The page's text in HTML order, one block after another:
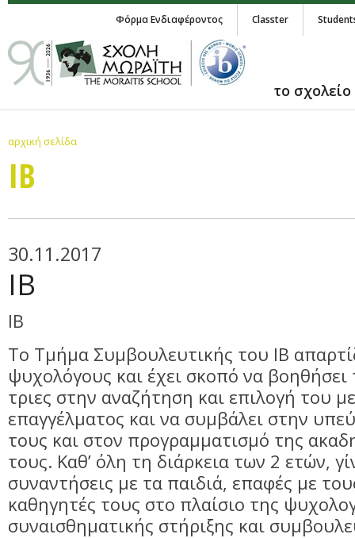
Φόρμα Ενδιαφέροντος Classter
το σχολείο
αρχική σελίδα
IB
30.11.2017
IB
ΙΒ
Το Τμήμα Συμβουλευτικής του ΙΒ
ψυχολόγους και έχει σκοπό να βοηθήσει
τριες στην αναζήτηση και επιλογή του
επαγγέλματος και να συμβάλει στην
τους και στον προγραμματισμό της
τους. Καθ’ όλη τη διάρκεια των 2 ετών,
συναντήσεις με τα παιδιά, επαφές με
καθηγητές τους στο πλαίσιο της
συναισθηματικής στήριξης και